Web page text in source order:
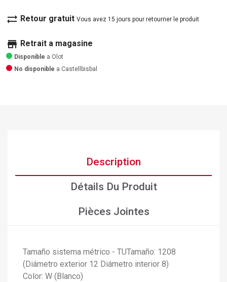
Créer une liste d'envies
sync_alt Retour gratuit Vous avez 15 jours pour retourner le produit
store Retrait a magasine
Disponible a Olot
No disponible a Castellbisbal
Description
Détails Du Produit
Pièces Jointes
Tamaño sistema métrico - TUTamaño: 1208
(Diámetro exterior 12 Diámetro interior 8)
Color: W (Blanco)